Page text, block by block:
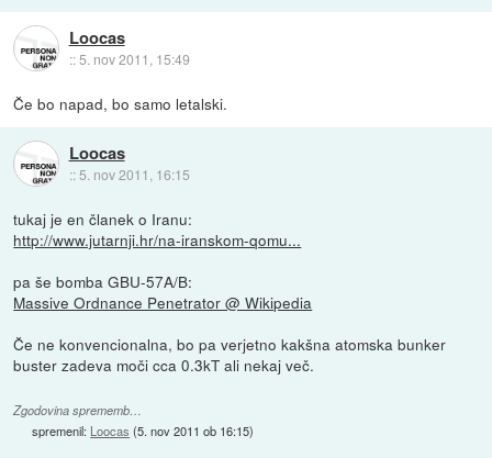
Loocas
::5. nov 2011, 15:49
Če bo napad, bo samo letalski.
Loocas
:: 5. nov 2011, 16:15
tukaj je en članek o Iranu:
http://www.jutarnji.hr/na-iranskom-qomu...
pa še bomba GBU-57A/B:
Massive Ordnance Penetrator @ Wikipedia
Če ne konvencionalna, bo pa verjetno kakšna atomska bunker
buster zadeva moči cca 0.3kT ali nekaj več.
Zgodovina sprememb…
spremenil: Loocas (5. nov 2011 ob 16:15)